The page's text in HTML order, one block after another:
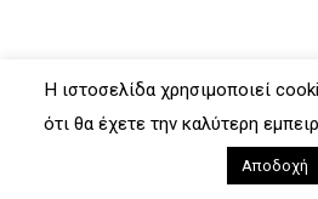
Η ιστοσελίδα χρησιμοποιεί
ότι θα έχετε την καλύτερη
Αποδοχή